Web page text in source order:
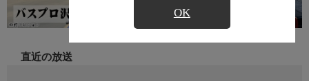
OK
直近の放送